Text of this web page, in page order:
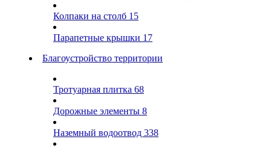
Колпаки на столб 15
Парапетные крышки 17
Благоустройство территории
Тротуарная плитка 68
Дорожные элементы 8
Наземный водоотвод 338